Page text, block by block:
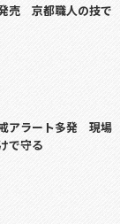
売 京都職人の技で
アラート多発 現場
で守る